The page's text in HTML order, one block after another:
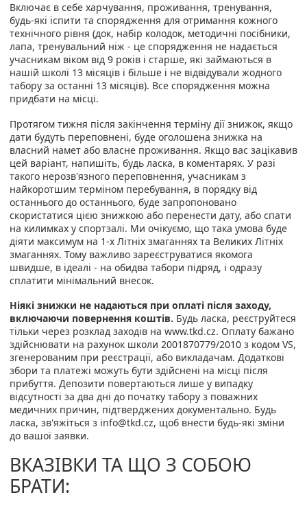
Включає в себе харчування, проживання, тренування,
будь-які іспити та спорядження для отримання кожного
технічного рівня (док, набір колодок, методичні посібники,
лапа, тренувальний ніж - це спорядження не надається
учасникам віком від 9 років і старше, які займаються в
нашій школі 13 місяців і більше і не відвідували жодного
табору за останні 13 місяців). Все спорядження можна
придбати на місці.
Протягом тижня після закінчення терміну дії знижок, якщо
дати будуть переповнені, буде оголошена знижка на
власний намет або власне проживання. Якщо вас зацікавив
цей варіант, напишіть, будь ласка, в коментарях. У разі
такого нерозв'язного переповнення, учасникам з
найкоротшим терміном перебування, в порядку від
останнього до останнього, буде запропоновано
скористатися цією знижкою або перенести дату, або спати
на килимках у спортзалі. Ми очікуємо, що така умова буде
діяти максимум на 1-х Літніх змаганнях та Великих Літніх
змаганнях. Тому важливо зареєструватися якомога
швидше, в ідеалі - на обидва табори підряд, і одразу
сплатити мінімальний внесок.
Ніякі знижки не надаються при оплаті після заходу,
включаючи повернення коштів. Будь ласка, реєструйтеся
тільки через розклад заходів на www.tkd.cz. Оплату бажано
здійснювати на рахунок школи 2001870779/2010 з кодом VS,
згенерованим при реєстрації, або викладачам. Додаткові
збори та платежі можуть бути здійснені на місці після
прибуття. Депозити повертаються лише у випадку
відсутності за два дні до початку табору з поважних
медичних причин, підтверджених документально. Будь
ласка, зв'яжіться з info@tkd.cz, щоб внести будь-які зміни
до вашої заявки.
ВКАЗІВКИ ТА ЩО З СОБОЮ
БРАТИ: